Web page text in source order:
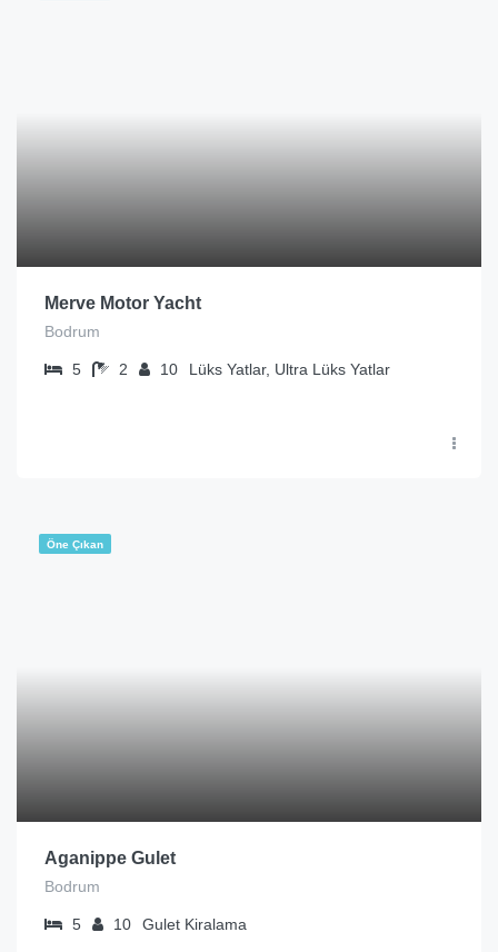
Merve Motor Yacht
Bodrum
5 2 10 Lüks Yatlar, Ultra Lüks Yatlar
Öne Çıkan
Aganippe Gulet
Bodrum
5 10 Gulet Kiralama